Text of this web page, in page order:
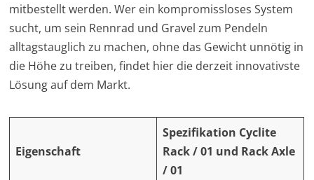
mitbestellt werden. Wer ein kompromissloses System
sucht, um sein Rennrad und Gravel zum Pendeln
alltagstauglich zu machen, ohne das Gewicht unnötig in
die Höhe zu treiben, findet hier die derzeit innovativste
Lösung auf dem Markt.
Eigenschaft
Spezifikation Cyclite
Rack / 01 und Rack Axle
/ 01